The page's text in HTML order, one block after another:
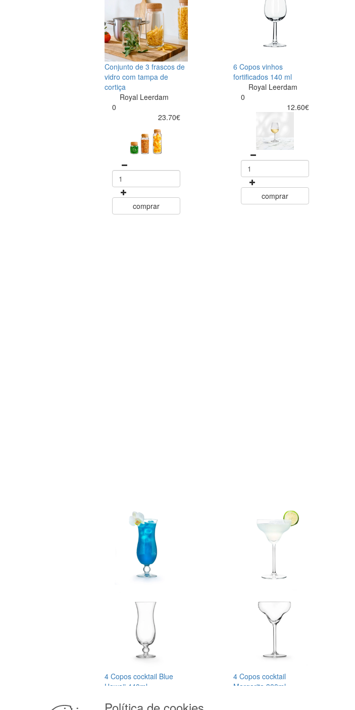
Conjunto de 3 frascos de
vidro com tampa de
cortiça
Royal Leerdam
0
23.70€
comprar
6 Copos vinhos
fortificados 140 ml
Royal Leerdam
0
12.60€
comprar
4 Copos cocktail Blue
Hawaii 440ml
0
4 Copos cocktail
Margarita 300ml